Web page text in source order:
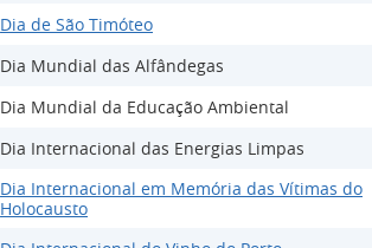
Dia de São Timóteo
Dia Mundial das Alfândegas
Dia Mundial da Educação Ambiental
Dia Internacional das Energias Limpas
Dia Internacional em Memória das Vítimas do
Holocausto